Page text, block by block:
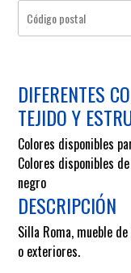
DIFERENTES
TEJIDO Y
Colores disponibles
Colores disponibles
negro
DESCRIPCIÓN
Silla Roma, mueble
o exteriores.